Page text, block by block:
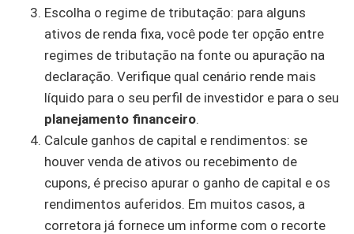
Escolha o regime de tributação: para alguns
ativos de renda fixa, você pode ter opção entre
regimes de tributação na fonte ou apuração na
declaração. Verifique qual cenário rende mais
líquido para o seu perfil de investidor e para o seu
planejamento financeiro.
Calcule ganhos de capital e rendimentos: se
houver venda de ativos ou recebimento de
cupons, é preciso apurar o ganho de capital e os
rendimentos auferidos. Em muitos casos, a
corretora já fornece um informe com o recorte